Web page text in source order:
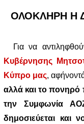
ΟΛΟΚΛΗΡΗ Η
Για να
Κυβέρνησης
Κύπρο μας,
αλλά και το πονηρό
την Συμφωνία
δημοσιεύεται και